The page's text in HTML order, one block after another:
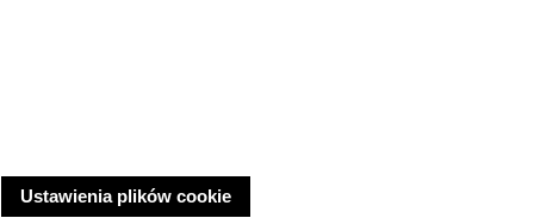
Ustawienia plików cookie